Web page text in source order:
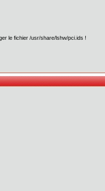
le fichier /usr/share/lshw/pci.ids !